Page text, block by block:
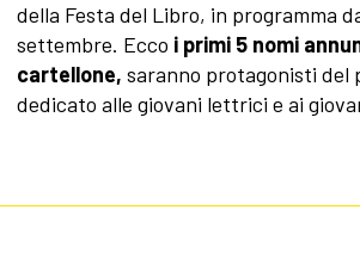
della Festa del Libro, in programma
settembre. Ecco i primi 5 nomi
cartellone, saranno protagonisti del
dedicato alle giovani lettrici e ai